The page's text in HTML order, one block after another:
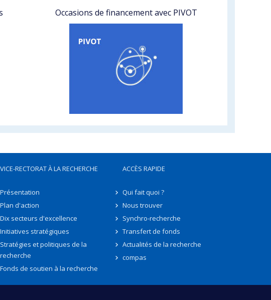
Occasions de financement avec PIVOT
VICE-RECTORAT À LA RECHERCHE
Présentation
Plan d'action
Dix secteurs d'excellence
Initiatives stratégiques
Stratégies et politiques de la
recherche
Fonds de soutien à la recherche
ACCÈS RAPIDE
Qui fait quoi ?
Nous trouver
Synchro-recherche
Transfert de fonds
Actualités de la recherche
compas